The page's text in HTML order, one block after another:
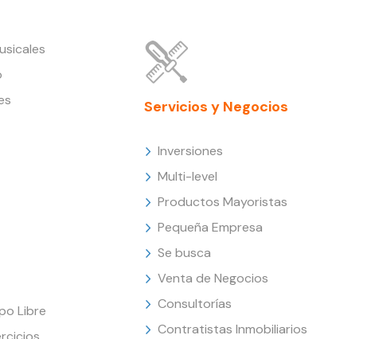
Libre
Servicios y Negocios
Inversiones
Multi-level
Productos Mayoristas
Pequeña Empresa
Se busca
Venta de Negocios
Consultorías
Contratistas Inmobiliarios